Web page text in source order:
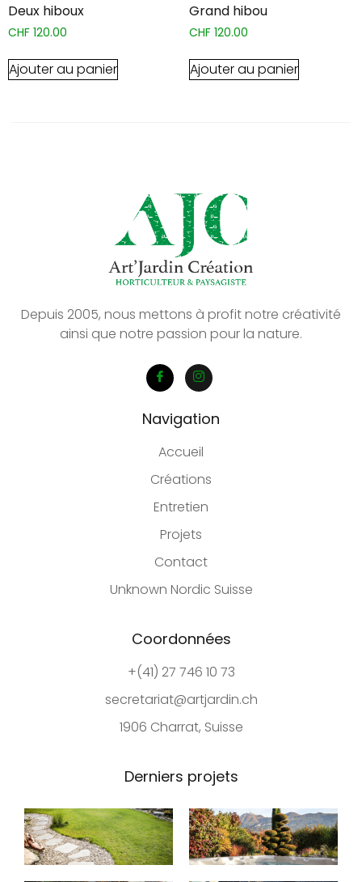
Deux hiboux
CHF 120.00
Ajouter au panier
Grand hibou
CHF 120.00
Ajouter au panier
Depuis 2005, nous mettons à profit notre créativité
ainsi que notre passion pour la nature.
Navigation
Accueil
Créations
Entretien
Projets
Contact
Unknown Nordic Suisse
Coordonnées
+(41) 27 746 10 73
secretariat@artjardin.ch
1906 Charrat, Suisse
Derniers projets